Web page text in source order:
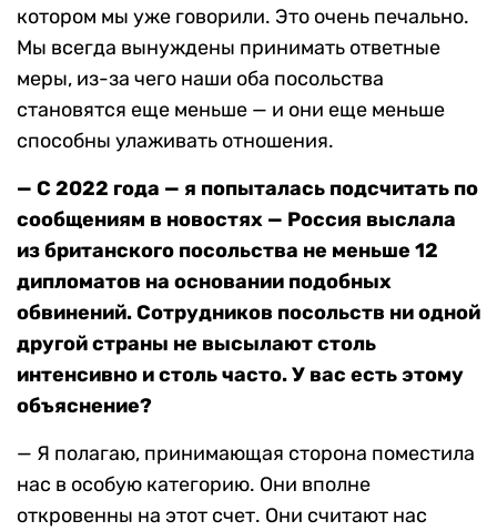
котором мы уже говорили. Это очень печально.
Мы всегда вынуждены принимать ответные
меры, из-за чего наши оба посольства
становятся еще меньше — и они еще меньше
способны улаживать отношения.
— С 2022 года — я попыталась подсчитать по
сообщениям в новостях — Россия выслала
из британского посольства не меньше 12
дипломатов на основании подобных
обвинений. Сотрудников посольств ни одной
другой страны не высылают столь
интенсивно и столь часто. У вас естьэтому
объяснение?
— Я полагаю, принимающая сторона поместила
нас в особую категорию. Они вполне
откровенны на этот счет. Они считают нас